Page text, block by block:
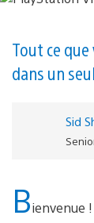
Tout ce
dans un
Sid
Bienvenue